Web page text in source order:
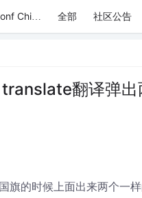
.NET Conf China 全部 社区公告
translate翻译弹
的时候上面出来两个一